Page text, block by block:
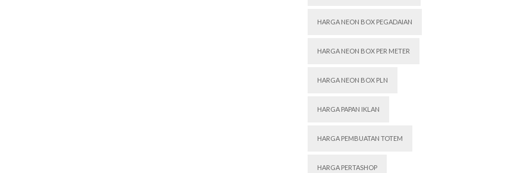
HARGA NEON BOX PEGADAIAN
HARGA NEON BOX PER METER
HARGA NEON BOX PLN
HARGA PAPAN IKLAN
HARGA PEMBUATAN TOTEM
HARGA PERTASHOP